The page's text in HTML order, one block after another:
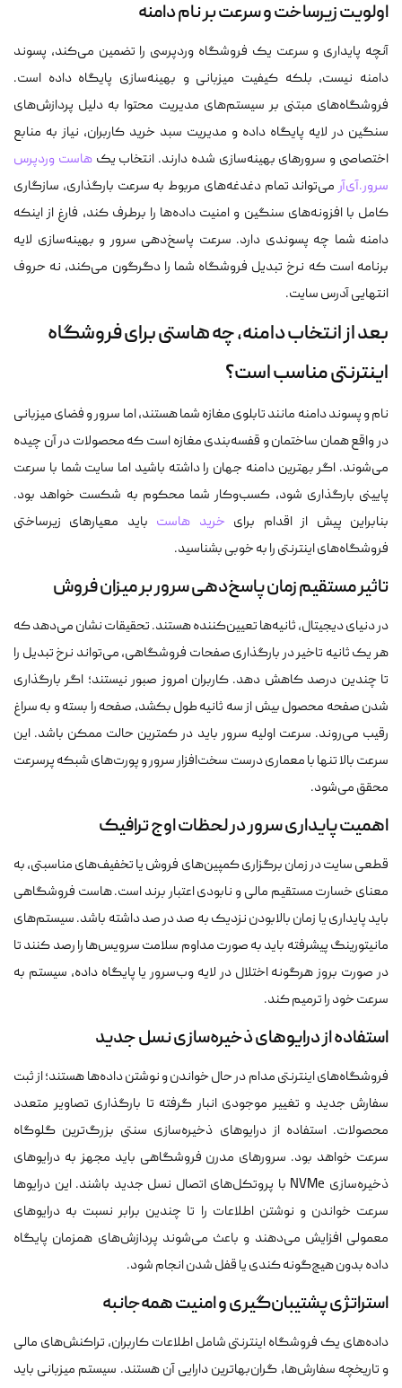
اولویت زیرساخت و سرعت بر نام دامنه
آنچه پایداری و سرعت یک فروشگاه وردپرسی را تضمین می‌کند، پسوند
دامنه نیست، بلکه کیفیت میزبانی و بهینه‌سازی پایگاه داده است.
فروشگاه‌های مبتنی بر سیستم‌های مدیریت محتوا به دلیل پردازش‌های
سنگین در لایه پایگاه داده و مدیریت سبد خرید کاربران، نیاز به منابع
اختصاصی و سرورهای بهینه‌سازی شده دارند. انتخاب یکهاست وردپرس
سرور.آی‌آر می‌تواند تمام دغدغه‌های مربوط به سرعت بارگذاری، سازگاری
کامل با افزونه‌های سنگین و امنیت داده‌ها را برطرف کند، فارغ از اینکه
دامنه شما چه پسوندی دارد. سرعت پاسخ‌دهی سرور و بهینه‌سازی لایه
برنامه است که نرخ تبدیل فروشگاه شما را دگرگون می‌کند، نه حروف
انتهایی آدرس سایت.
بعد از انتخاب دامنه، چه هاستی برای فروشگاه
اینترنتی مناسب است؟
نام و پسوند دامنه مانند تابلوی مغازه شما هستند، اما سرور و فضای میزبانی
در واقع همان ساختمان و قفسه‌بندی مغازه است که محصولات در آن چیده
می‌شوند. اگر بهترین دامنه جهان را داشته باشید اما سایت شما با سرعت
پایینی بارگذاری شود، کسب‌وکار شما محکوم به شکست خواهد بود.
بنابراین پیش از اقدام برای خرید هاست باید معیارهای زیرساختی
فروشگاه‌های اینترنتی را به خوبی بشناسید.
تاثیر مستقیم زمان پاسخ‌دهی سرور بر میزان فروش
در دنیای دیجیتال، ثانیه‌ها تعیین‌کننده هستند. تحقیقات نشان می‌دهد که
هر یک ثانیه تاخیر در بارگذاری صفحات فروشگاهی، می‌تواند نرخ تبدیل را
تا چندین درصد کاهش دهد. کاربران امروز صبور نیستند؛ اگر بارگذاری
شدن صفحه محصول بیش از سه ثانیه طول بکشد، صفحه را بسته و به سراغ
رقیب می‌روند. سرعت اولیه سرور باید در کمترین حالت ممکن باشد. این
سرعت بالا تنها با معماری درست سخت‌افزار سرور و پورت‌های شبکه پرسرعت
محقق می‌شود.
اهمیت پایداری سرور در لحظات اوج ترافیک
قطعی سایت در زمان برگزاری کمپین‌های فروش یا تخفیف‌های مناسبتی، به
معنای خسارت مستقیم مالی و نابودی اعتبار برند است. هاست فروشگاهی
باید پایداری یا زمان بالابودن نزدیک به صد در صد داشته باشد. سیستم‌های
مانیتورینگ پیشرفته باید به صورت مداوم سلامت سرویس‌ها را رصد کنند تا
در صورت بروز هرگونه اختلال در لایه وب‌سرور یا پایگاه داده، سیستم به
سرعت خود را ترمیم کند.
استفاده از درایوهای ذخیره‌سازی نسل جدید
فروشگاه‌های اینترنتی مدام در حال خواندن و نوشتن داده‌ها هستند؛ از ثبت
سفارش جدید و تغییر موجودی انبار گرفته تا بارگذاری تصاویر متعدد
محصولات. استفاده از درایوهای ذخیره‌سازی سنتی بزرگ‌ترین گلوگاه
سرعت خواهد بود. سرورهای مدرن فروشگاهی باید مجهز به درایوهای
ذخیره‌سازی NVMe با پروتکل‌های اتصال نسل جدید باشند. این درایوها
سرعت خواندن و نوشتن اطلاعات را تا چندین برابر نسبت به درایوهای
معمولی افزایش می‌دهند و باعث می‌شوند پردازش‌های همزمان پایگاه
داده بدون هیچ‌گونه کندی یا قفل شدن انجام شود.
استراتژی پشتیبان‌گیری و امنیت همه‌جانبه
داده‌های یک فروشگاه اینترنتی شامل اطلاعات کاربران، تراکنش‌های مالی
و تاریخچه سفارش‌ها، گران‌بها‌ترین دارایی آن هستند. سیستم میزبانی باید